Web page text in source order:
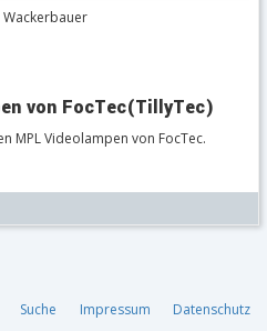
Wackerbauer
von FocTec(TillyTec)
MPL Videolampen von FocTec.
Suche Impressum Datenschutz